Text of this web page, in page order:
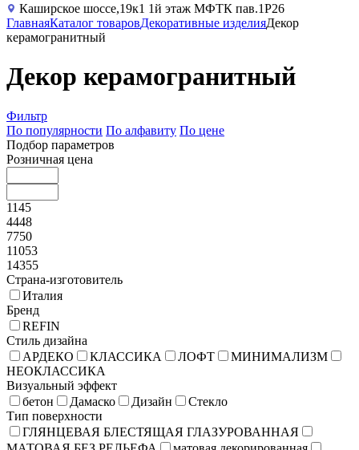
Каширское шоссе,19к1 1й этаж МФТК пав.1Р26
ГлавнаяКаталог товаровДекоративные изделияДекор
керамогранитный
Декор керамогранитный
Фильтр
По популярности По алфавиту По цене
Подбор параметров
Розничная цена
1145
4448
7750
11053
14355
Страна-изготовитель
Италия
Бренд
REFIN
Стиль дизайна
АРДЕКО
КЛАССИКА ЛОФТ
МИНИМАЛИЗМ
НЕОКЛАССИКА
Визуальный эффект
бетон
Дамаско Дизайн
Стекло
Тип поверхности
ГЛЯНЦЕВАЯ БЛЕСТЯЩАЯ ГЛАЗУРОВАННАЯ